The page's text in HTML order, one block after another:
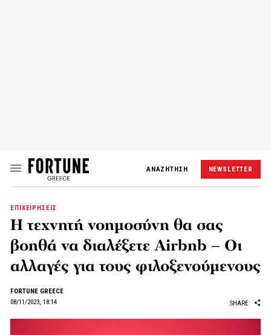
ΑΝΑΖΗΤΗΣΗ NEWSLETTER
ΕΠΙΧΕΙΡΗΣΕΙΣ
Η τεχνητή νοημοσύνη θα σας
βοηθά να διαλέξετε Airbnb – Οι
αλλαγές για τους φιλοξενούμενους
FORTUNE GREECE
08/11/2023, 18:14
SHARE